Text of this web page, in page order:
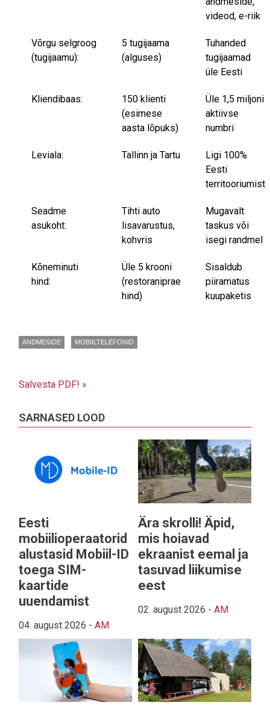
videod, e-riik
Võrgu selgroog
(tugijaamu):
5 tugijaama
(alguses)
Tuhanded
tugijaamad
üle Eesti
Kliendibaas:
150 klienti
(esimese
aasta lõpuks)
Üle 1,5 miljoni
aktiivse
numbri
Leviala: Tallinn ja Tartu
Ligi 100%
Eesti
territooriumist
Seadme
asukoht:
Tihti auto
lisavarustus,
kohvris
Mugavalt
taskus või
isegi randmel
Kõneminuti
hind:
Üle 5 krooni
(restoraniprae
hind)
Sisaldub
piiramatus
kuupaketis
ANDMESIDE MOBIILTELEFONID
Salvesta PDF! »
SARNASED LOOD
Eesti
mobiilioperaatorid
alustasid Mobiil-ID
toega SIM-
kaartide
uuendamist
04. august 2026 - AM
Ära skrolli! Äpid,
mis hoiavad
ekraanist eemal ja
tasuvad liikumise
eest
02. august 2026 - AM